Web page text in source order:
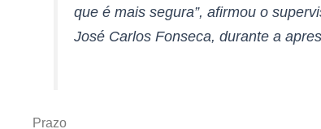
que é mais segura”, afirmou o
José Carlos Fonseca, durante a
Prazo